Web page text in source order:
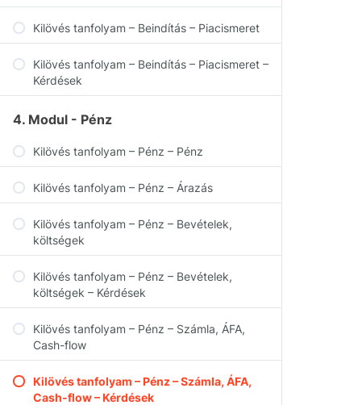
Kilövés tanfolyam – Beindítás – Piacismeret
Kilövés tanfolyam – Beindítás – Piacismeret –
Kérdések
4. Modul - Pénz
Kilövés tanfolyam – Pénz – Pénz
Kilövés tanfolyam – Pénz – Árazás
Kilövés tanfolyam – Pénz – Bevételek,
költségek
Kilövés tanfolyam – Pénz – Bevételek,
költségek – Kérdések
Kilövés tanfolyam – Pénz – Számla, ÁFA,
Cash-flow
Kilövés tanfolyam – Pénz – Számla, ÁFA,
Cash-flow – Kérdések